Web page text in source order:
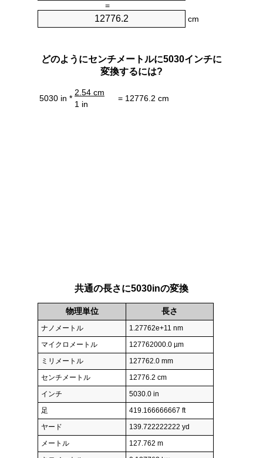
=
cm
どのようにセンチメートルに5030インチに
変換するには?
5030 in *
2.54 cm
= 12776.2 cm
1 in
共通の長さに5030inの変換
物理単位 長さ
ナノメートル
1.27762e+11 nm
マイクロメートル
127762000.0 µm
ミリメートル
127762.0 mm
センチメートル
12776.2 cm
インチ
5030.0 in
足
419.166666667 ft
ヤード
139.722222222 yd
メートル
127.762 m